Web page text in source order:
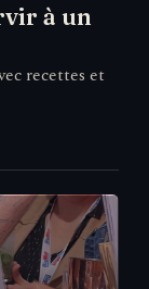
à un
recettes et